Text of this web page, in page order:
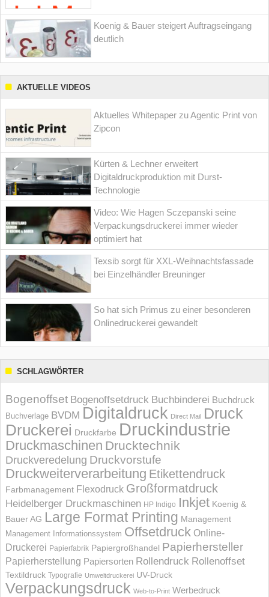
Koenig & Bauer steigert Auftragseingang
deutlich
AKTUELLE VIDEOS
Aktuelles Whitepaper zu Agentic Print von
Zipcon
Kürten & Lechner erweitert
Digitaldruckproduktion mit Durst-
Technologie
Video: Wie Hagen Sczepanski seine
Verpackungsdruckerei immer wieder
optimiert hat
Texsib sorgt für XXL-Weihnachtsfassade
bei Einzelhändler Breuninger
So hat sich Primus zu einer besonderen
Onlinedruckerei gewandelt
SCHLAGWÖRTER
Bogenoffset Bogenoffsetdruck Buchbinderei Buchdruck
Buchverlage BVDM Digitaldruck Direct Mail Druck
Druckerei Druckfarbe Druckindustrie
Druckmaschinen Drucktechnik
Druckveredelung Druckvorstufe
Druckweiterverarbeitung Etikettendruck
Farbmanagement Flexodruck Großformatdruck
Heidelberger Druckmaschinen HP Indigo Inkjet Koenig &
Bauer AG Large Format Printing Management
Management Informations­system Offsetdruck Online-
Druckerei Papierfabrik Papiergroßhandel Papierhersteller
Papierherstellung Papiersorten Rollendruck Rollenoffset
Textildruck Typografie Umweltdruckerei UV-Druck
Verpackungsdruck Web-to-Print Werbedruck